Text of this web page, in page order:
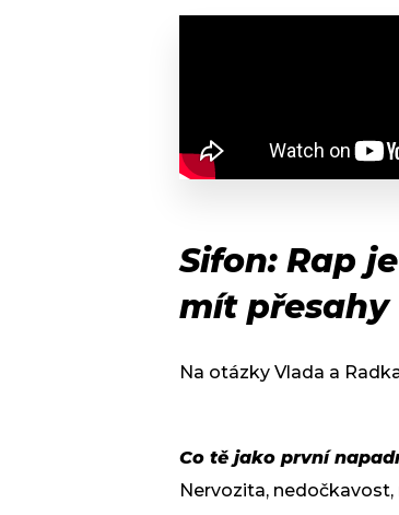
Sifon: Rap
mít přesahy
Na otázky Vlada a
Co tě jako první
Nervozita, nedočkavost,